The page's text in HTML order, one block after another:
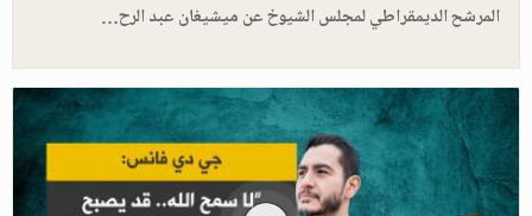
المرشح الديمقراطي لمجلس الشيوخ عن ميشيغان عبد الرح…